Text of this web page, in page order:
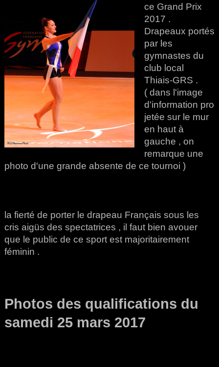
ce Grand Prix
2017 .
Drapeaux portés
par les
gymnastes du
club local
Thiais-GRS .
( dans l'image
d'information pro
jetée sur le mur
en haut à
gauche , on
remarque une
photo d'une grande absente de ce tournoi )
la fierté de porter le drapeau Français sous les
cris aigüs des spectatrices , il faut bien avouer
que le public de ce sport est majoritairement
féminin .
Photos des qualifications du
samedi 25 mars 2017